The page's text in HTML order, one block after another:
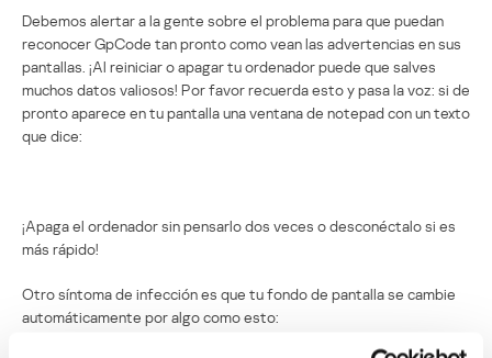
Debemos alertar a la gente sobre el problema para que puedan
reconocer GpCode tan pronto como vean las advertencias en sus
pantallas. ¡Al reiniciar o apagar tu ordenador puede que salves
muchos datos valiosos! Por favor recuerda esto y pasa la voz: si de
pronto aparece en tu pantalla una ventana de notepad con un texto
que dice:
¡Apaga el ordenador sin pensarlo dos veces o desconéctalo si es
más rápido!
Otro síntoma de infección es que tu fondo de pantalla se cambie
automáticamente por algo como esto: